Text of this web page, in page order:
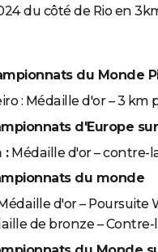
du côté de Rio en
du Monde
: Médaille d'or – 3 km
d'Europe
:Médaille d'or – contre-
du monde
d'or – Poursuite
de bronze –